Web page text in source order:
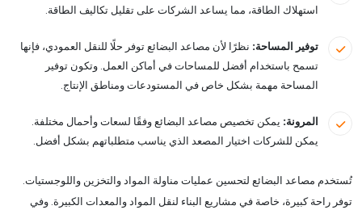
استهلاك الطاقة، مما يساعد الشركات على تقليل تكاليف الطاقة.
توفير المساحة: نظرًا لأن مصاعد البضائع توفر حلًا للنقل العمودي، فإنها
تسمح باستخدام أفضل للمساحات في أماكن العمل. وتكون توفير
المساحة مهمة بشكل خاص في المستودعات ومناطق الإنتاج.
المرونة: يمكن تخصيص مصاعد البضائع وفقًا لسعات وأحمال مختلفة.
يمكن للشركات اختيار المصعد الذي يناسب متطلباتهم بشكل أفضل.
تُستخدم مصاعد البضائع لتحسين عمليات مناولة المواد والتخزين واللوجستيات.
توفر راحة كبيرة، خاصة في مشاريع البناء لنقل المواد والمعدات الكبيرة. وفي